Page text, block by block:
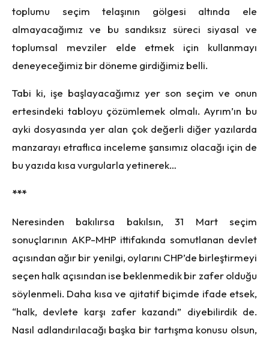
toplumu seçim telaşının gölgesi altında ele
almayacağımız ve bu sandıksız süreci siyasal ve
toplumsal mevziler elde etmek için kullanmayı
deneyeceğimiz bir döneme girdiğimiz belli.
Tabi ki, işe başlayacağımız yer son seçim ve onun
ertesindeki tabloyu çözümlemek olmalı. Ayrım’ın bu
ayki dosyasında yer alan çok değerli diğer yazılarda
manzarayı etraflıca inceleme şansımız olacağı için de
bu yazıda kısa vurgularla yetinerek…
***
Neresinden bakılırsa bakılsın, 31 Mart seçim
sonuçlarının AKP-MHP ittifakında somutlanan devlet
açısından ağır bir yenilgi, oylarını CHP’de birleştirmeyi
seçen halk açısından ise beklenmedik bir zafer olduğu
söylenmeli. Daha kısa ve ajitatif biçimde ifade etsek,
“halk, devlete karşı zafer kazandı” diyebilirdik de.
Nasıl adlandırılacağı başka bir tartışma konusu olsun,